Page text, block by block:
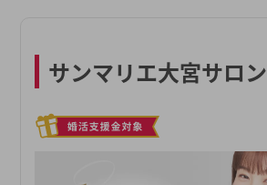
サンマリエ大宮サロン